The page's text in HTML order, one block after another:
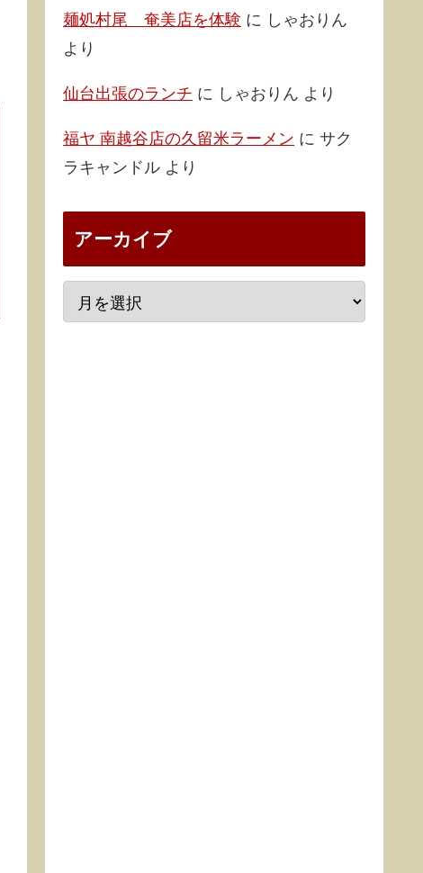
麺処村尾 奄美店を体験 に しゃおりん
より
仙台出張のランチ に しゃおりん より
福ヤ 南越谷店の久留米ラーメン に サク
ラキャンドル より
アーカイブ